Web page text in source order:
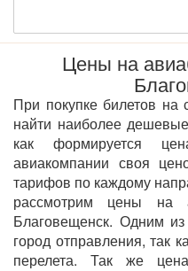
Цены на
При покупке билетов на
найти наиболее
как формируется
авиакомпании своя
тарифов по каждому
рассмотрим цены на
Благовещенск. Одним
город отправления, так
перелета. Так же